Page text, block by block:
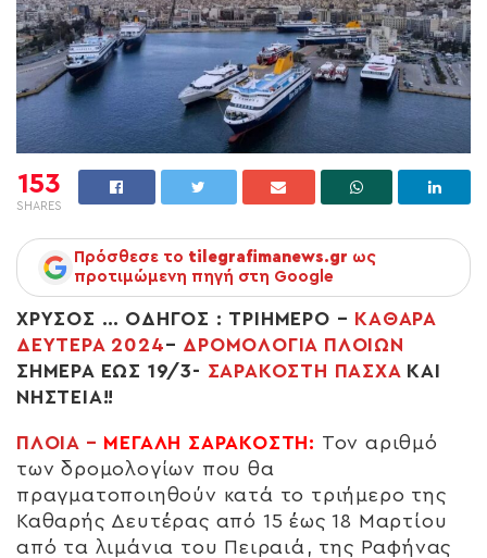
153
SHARES
Πρόσθεσε το tilegrafimanews.gr ως
προτιμώμενη πηγή στη Google
ΧΡΥΣΟΣ … ΟΔΗΓΟΣ : ΤΡΙΗΜΕΡΟ – ΚΑΘΑΡΑ
ΔΕΥΤΕΡΑ 2024– ΔΡΟΜΟΛΟΓΙΑ ΠΛΟΙΩΝ
ΣΗΜΕΡΑ ΕΩΣ 19/3- ΣΑΡΑΚΟΣΤΗ ΠΑΣΧΑ ΚΑΙ
ΝΗΣΤΕΙΑ!!
ΠΛΟΙΑ – ΜΕΓΑΛΗ ΣΑΡΑΚΟΣΤΗ: Τον αριθμό
των δρομολογίων που θα
πραγματοποιηθούν κατά το τριήμερο της
Καθαρής Δευτέρας από 15 έως 18 Μαρτίου
από τα λιμάνια του Πειραιά, της Ραφήνας